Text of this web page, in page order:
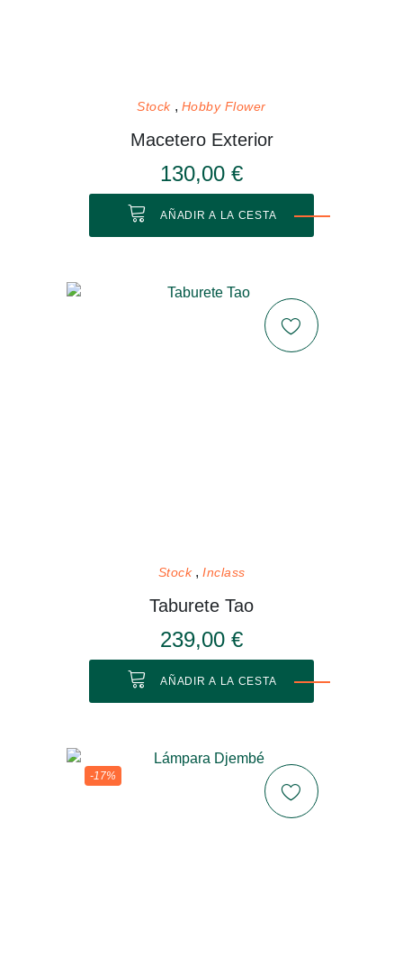
Stock Hobby Flower
Macetero Exterior
130,00 €
AÑADIR A LA CESTA
Stock Inclass
Taburete Tao
239,00 €
AÑADIR A LA CESTA
-17%